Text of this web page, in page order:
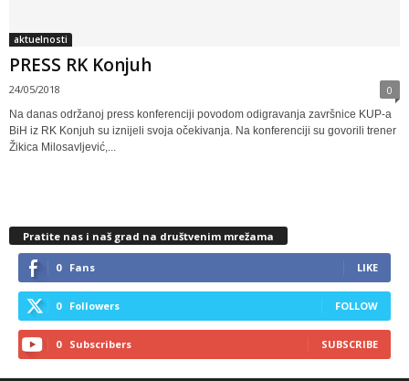
aktuelnosti
PRESS RK Konjuh
24/05/2018 0
Na danas održanoj press konferenciji povodom odigravanja završnice KUP-a
BiH iz RK Konjuh su iznijeli svoja očekivanja. Na konferenciji su govorili trener
Žikica Milosavljević,...
Pratite nas i naš grad na društvenim mrežama
0 Fans LIKE
0 Followers FOLLOW
0 Subscribers SUBSCRIBE